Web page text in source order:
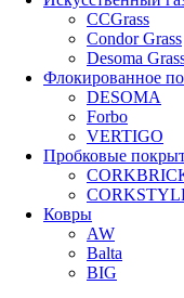
CCGrass
Condor Grass
Desoma
Флокированное
DESOMA
Forbo
VERTIGO
Пробковые
Ковры
AW
Balta
BIG